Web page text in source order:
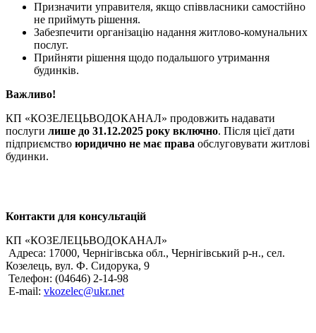
Призначити управителя, якщо співвласники самостійно
не приймуть рішення.
Забезпечити організацію надання житлово-комунальних
послуг.
Прийняти рішення щодо подальшого утримання
будинків.
Важливо!
КП «КОЗЕЛЕЦЬВОДОКАНАЛ» продовжить надавати
послуги лише до 31.12.2025 року включно. Після цієї дати
підприємство юридично не має права обслуговувати житлові
будинки.
Контакти для консультацій
КП «КОЗЕЛЕЦЬВОДОКАНАЛ»
Адреса: 17000, Чернігівська обл., Чернігівський р-н., сел.
Козелець, вул. Ф. Сидорука, 9
Телефон: (04646) 2-14-98
Е-mail: vkozelec@ukr.net